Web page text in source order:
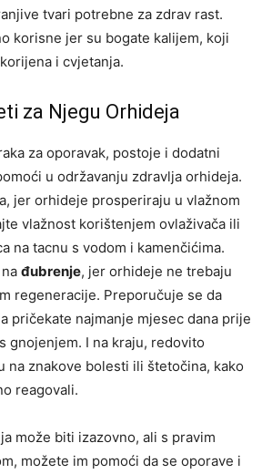
tvari potrebne za zdrav rast.
korisne jer su bogate kalijem, koji
i cvjetanja.
za Njegu Orhideja
za oporavak, postoje i dodatni
u održavanju zdravlja orhideja.
jer orhideje prosperiraju u vlažnom
vlažnost korištenjem ovlaživača ili
na tacnu s vodom i kamenčićima.
đubrenje, jer orhideje ne trebaju
regeneracije. Preporučuje se da
pričekate najmanje mjesec dana prije
gnojenjem. I na kraju, redovito
na znakove bolesti ili štetočina, kako
reagovali.
može biti izazovno, ali s pravim
možete im pomoći da se oporave i